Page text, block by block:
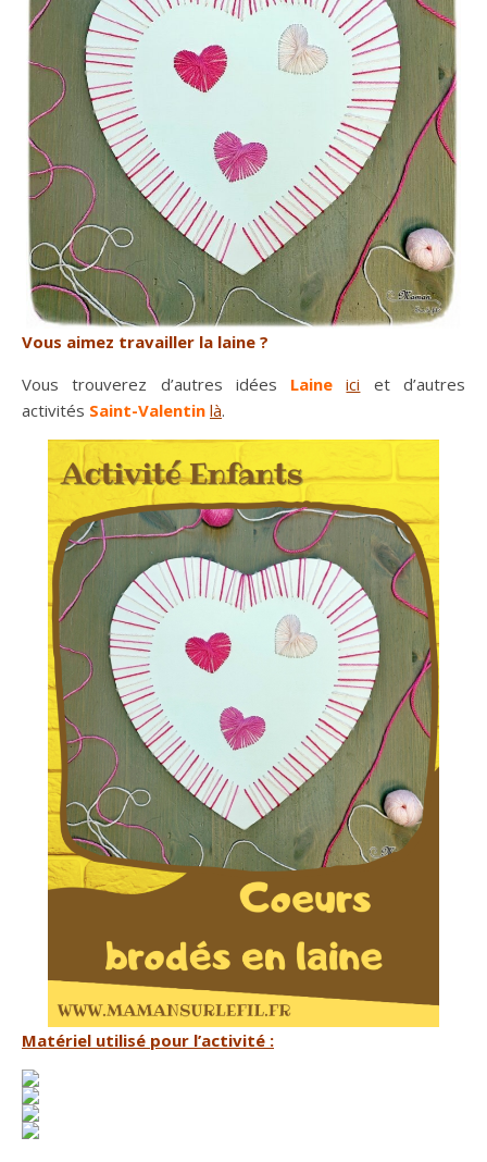
Vous aimez travailler la laine ?
Vous trouverez d’autres idées Laineici et d’autres
activités Saint-Valentin là.
Matériel utilisé pour l’activité :